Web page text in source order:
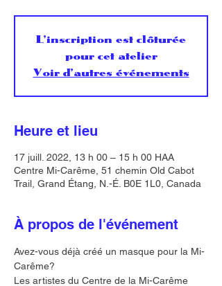
L'inscription est clôturée
pour cet atelier
Voir d'autres événements
Heure et lieu
17 juill. 2022, 13 h 00 – 15 h 00 HAA
Centre Mi-Carême, 51 chemin Old Cabot
Trail, Grand Étang, N.-É. B0E 1L0, Canada
À propos de l'événement
Avez-vous déjà créé un masque pour la Mi-
Carême?
Les artistes du Centre de la Mi-Carême